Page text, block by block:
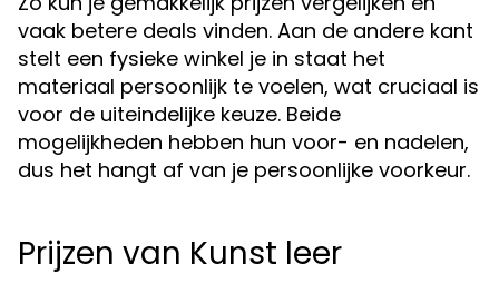
vaak betere deals vinden. Aan de andere kant
stelt een fysieke winkel je in staat het
materiaal persoonlijk te voelen, wat cruciaal is
voor de uiteindelijke keuze. Beide
mogelijkheden hebben hun voor- en nadelen,
dus het hangt af van je persoonlijke voorkeur.
Prijzen van Kunst leer